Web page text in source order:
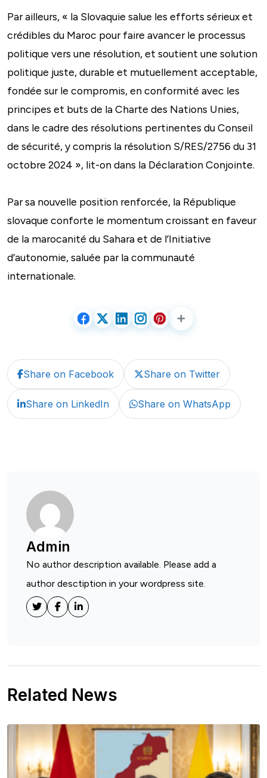
Par ailleurs, « la Slovaquie salue les efforts sérieux et
crédibles du Maroc pour faire avancer le processus
politique vers une résolution, et soutient une solution
politique juste, durable et mutuellement acceptable,
fondée sur le compromis, en conformité avec les
principes et buts de la Charte des Nations Unies,
dans le cadre des résolutions pertinentes du Conseil
de sécurité, y compris la résolution S/RES/2756 du 31
octobre 2024 », lit-on dans la Déclaration Conjointe.
Par sa nouvelle position renforcée, la République
slovaque conforte le momentum croissant en faveur
de la marocanité du Sahara et de l’Initiative
d’autonomie, saluée par la communauté
internationale.
Share on Facebook Share on Twitter
Share on LinkedIn Share on WhatsApp
Admin
No author description available. Please add a
author desctiption in your wordpress site.
Related News